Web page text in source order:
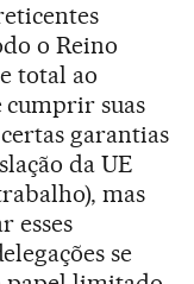
o Reino
total ao
cumprir suas
garantias
da UE
mas
esses
se